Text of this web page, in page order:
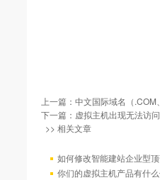
上一篇： 中文国际域名（.COM
下一篇： 虚拟主机出现无法访
>> 相关文章
如何修改智能建站企业型
你们的虚拟主机产品有什